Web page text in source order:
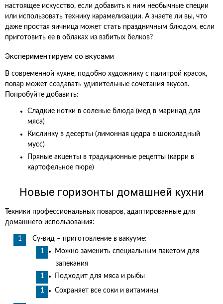
настоящее искусство, если добавить к ним необычные специи
или использовать технику карамелизации. А знаете ли вы, что
даже простая яичница может стать праздничным блюдом, если
приготовить ее в облаках из взбитых белков?
Экспериментируем со вкусами
В современной кухне, подобно художнику с палитрой красок,
повар может создавать удивительные сочетания вкусов.
Попробуйте добавить:
Сладкие нотки в соленые блюда (мед в маринад для
мяса)
Кислинку в десерты (лимонная цедра в шоколадный
мусс)
Пряные акценты в традиционные рецепты (карри в
картофельное пюре)
Новые горизонты домашней кухни
Техники профессиональных поваров, адаптированные для
домашнего использования:
Су-вид – приготовление в вакууме:
Можно заменить специальным пакетом для
запекания
Подходит для мяса и рыбы
Сохраняет все соки и витамины